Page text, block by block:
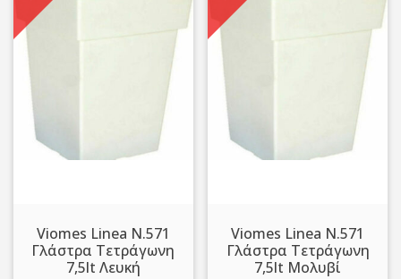
Viomes Linea N.571
Γλάστρα Τετράγωνη
7,5lt Λευκή
Viomes Linea N.571
Γλάστρα Τετράγωνη
7,5lt Μολυβί